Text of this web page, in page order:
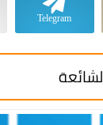
Telegram